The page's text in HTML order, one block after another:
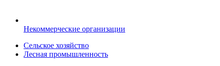
Некоммерческие организации
Сельское хозяйство
Лесная промышленность